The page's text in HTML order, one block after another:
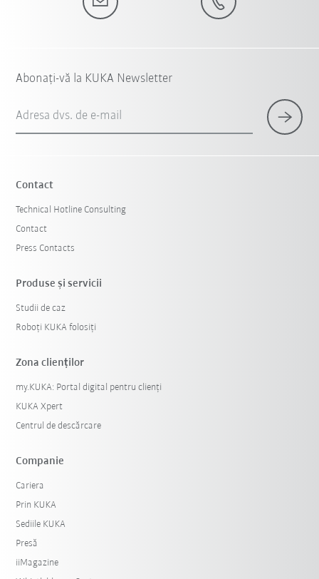
Abonați-vă la KUKA Newsletter
Adresa dvs. de e-mail
Contact
Technical Hotline Consulting
Contact
Press Contacts
Produse şi servicii
Studii de caz
Roboți KUKA folosiți
Zona clienților
my.KUKA: Portal digital pentru clienți
KUKA Xpert
Centrul de descărcare
Companie
Cariera
Prin KUKA
Sediile KUKA
Presă
iiMagazine